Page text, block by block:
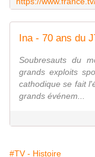
Ina - 70 ans du
Soubresauts du
grands exploits
cathodique se fait
grands événem...
#TV - Histoire